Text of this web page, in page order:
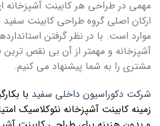
مهمی در طراحی هر کابینت
ارکان اصلی گروه طراحی کابینت
موارد است. با در نظر گرفتن
آشپزخانه و مهمتر از آن بی نقص
مشتری را به شما پیشنهاد می کنیم.
شرکت دکوراسیون داخلی سفید با
زمینه کابینت آشپزخانه نئوکلاسیک